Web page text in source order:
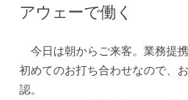
アウェーで働く
今日は朝からご来客。業務提
初めてのお打ち合わせなので、
認。